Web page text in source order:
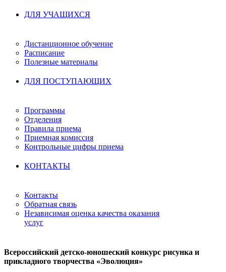
ДЛЯ УЧАЩИХСЯ
Дистанционное обучение
Расписание
Полезные материалы
ДЛЯ ПОСТУПАЮЩИХ
Программы
Отделения
Правила приема
Приемная комиссия
Контрольные цифры приема
КОНТАКТЫ
Контакты
Обратная связь
Независимая оценка качества оказания
услуг
Всероссийский детско-юношеский конкурс рисунка и
прикладного творчества «Эволюция»